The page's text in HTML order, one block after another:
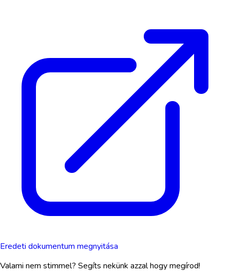
Eredeti dokumentum megnyitása
Valami nem stimmel? Segíts nekünk azzal hogy megírod!